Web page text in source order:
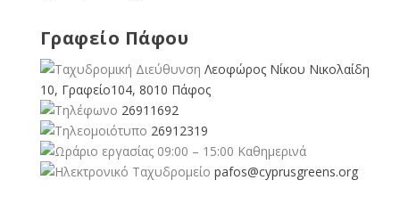
Γραφείο Πάφου
Λεοφώρος Νίκου Νικολαίδη
10, Γραφείο104, 8010 Πάφος
26911692
26912319
09:00 – 15:00 Καθημερινά
pafos@cyprusgreens.org